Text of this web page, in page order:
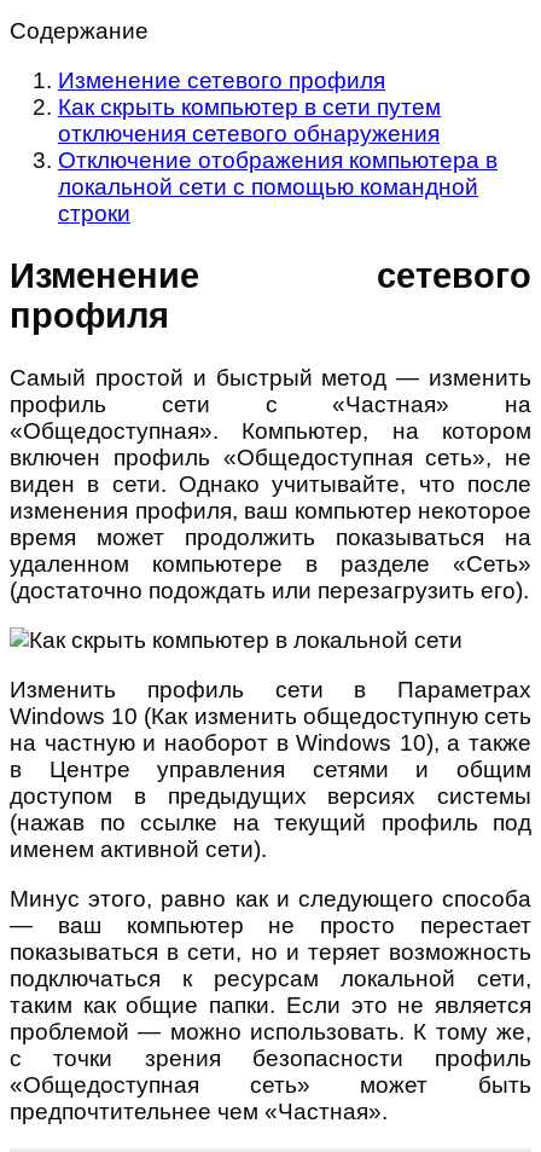
Содержание
Изменение сетевого профиля
Как скрыть компьютер в сети путем
отключения сетевого обнаружения
Отключение отображения компьютера в
локальной сети с помощью командной
строки
Изменение сетевого
профиля
Самый простой и быстрый метод — изменить
профиль сети с «Частная» на
«Общедоступная». Компьютер, на котором
включен профиль «Общедоступная сеть», не
виден в сети. Однако учитывайте, что после
изменения профиля, ваш компьютер некоторое
время может продолжить показываться на
удаленном компьютере в разделе «Сеть»
(достаточно подождать или перезагрузить его).
Изменить профиль сети в Параметрах
Windows 10 (Как изменить общедоступную сеть
на частную и наоборот в Windows 10), а также
в Центре управления сетями и общим
доступом в предыдущих версиях системы
(нажав по ссылке на текущий профиль под
именем активной сети).
Минус этого, равно как и следующего способа
— ваш компьютер не просто перестает
показываться в сети, но и теряет возможность
подключаться к ресурсам локальной сети,
таким как общие папки. Если это не является
проблемой — можно использовать. К тому же,
с точки зрения безопасности профиль
«Общедоступная сеть» может быть
предпочтительнее чем «Частная».